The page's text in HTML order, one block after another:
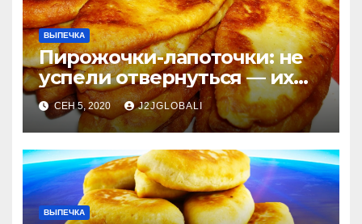
ВЫПЕЧКА
Пирожочки-лапоточки: не
успели отвернуться — их
уже нет!
СЕН 5, 2020 J2JGLOBALI
ВЫПЕЧКА